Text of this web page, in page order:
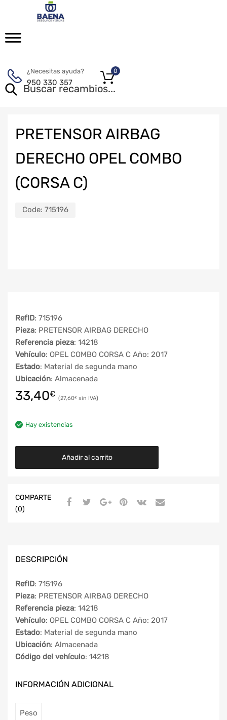
¿Necesitas ayuda?
950 330 357
0
PRETENSOR AIRBAG
DERECHO OPEL COMBO
(CORSA C)
Code: 715196
RefID: 715196
Pieza: PRETENSOR AIRBAG DERECHO
Referencia pieza: 14218
Vehículo: OPEL COMBO CORSA C Año: 2017
Estado: Material de segunda mano
Ubicación: Almacenada
33,40€ 27,60€
Hay existencias
Añadir al carrito
COMPARTE
(0)
DESCRIPCIÓN
RefID: 715196
Pieza: PRETENSOR AIRBAG DERECHO
Referencia pieza: 14218
Vehículo: OPEL COMBO CORSA C Año: 2017
Estado: Material de segunda mano
Ubicación: Almacenada
Código del vehículo: 14218
INFORMACIÓN ADICIONAL
Peso